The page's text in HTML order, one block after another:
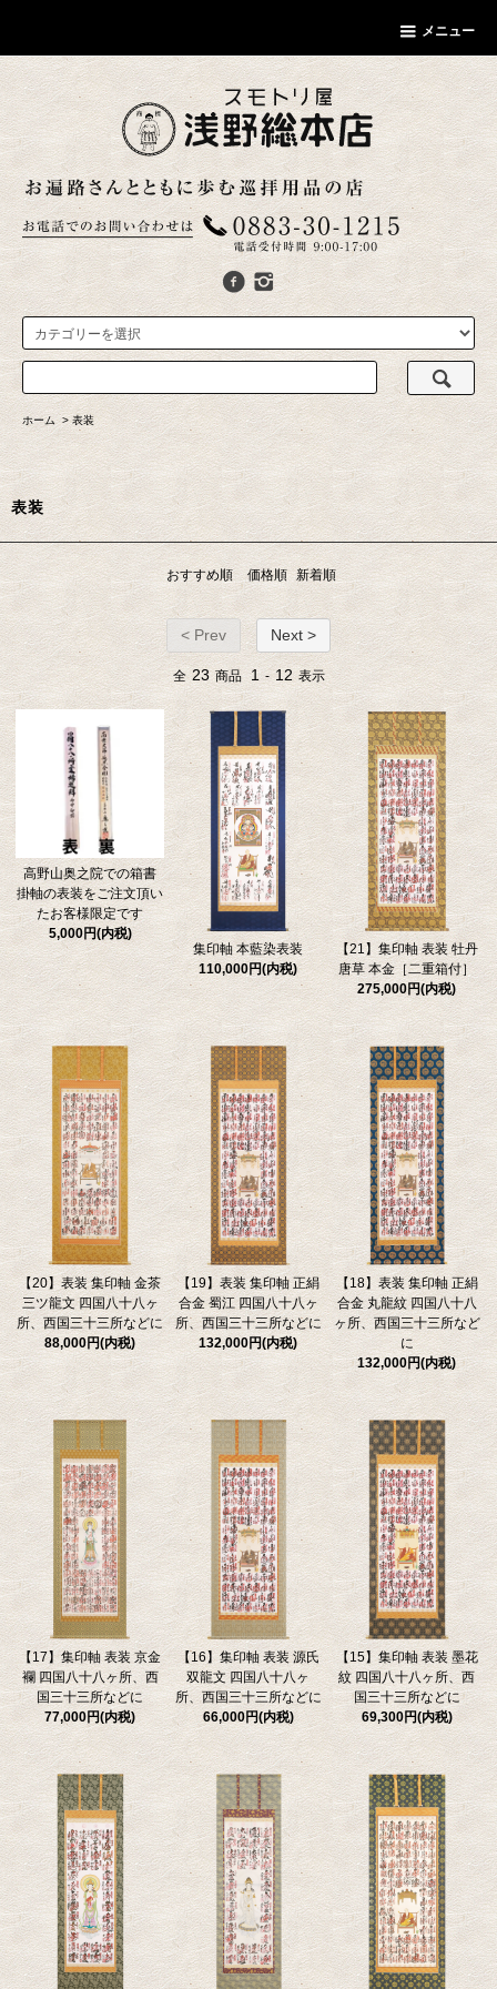
メニュー
ホーム >表装
表装
おすすめ順 価格順 新着順
< Prev Next >
全 23 商品 1 - 12 表示
高野山奥之院での箱書
掛軸の表装をご注文頂い
たお客様限定です
5,000円(内税)
集印軸 本藍染表装
110,000円(内税)
【21】集印軸 表装 牡丹
唐草 本金［二重箱付］
275,000円(内税)
【20】表装 集印軸 金茶
三ツ龍文 四国八十八ヶ
所、西国三十三所などに
88,000円(内税)
【19】表装 集印軸 正絹
合金 蜀江 四国八十八ヶ
所、西国三十三所などに
132,000円(内税)
【18】表装 集印軸 正絹
合金 丸龍紋 四国八十八
ヶ所、西国三十三所など
に
132,000円(内税)
【17】集印軸 表装 京金
襴 四国八十八ヶ所、西
国三十三所などに
77,000円(内税)
【16】集印軸 表装 源氏
双龍文 四国八十八ヶ
所、西国三十三所などに
66,000円(内税)
【15】集印軸 表装 墨花
紋 四国八十八ヶ所、西
国三十三所などに
69,300円(内税)